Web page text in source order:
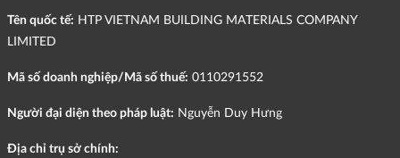
Tên quốc tế: HTP VIETNAM BUILDING MATERIALS COMPANY
LIMITED
Mã số doanh nghiệp/Mã số thuế: 0110291552
Người đại diện theo pháp luật: Nguyễn Duy Hưng
Địa chỉ trụ sở chính: